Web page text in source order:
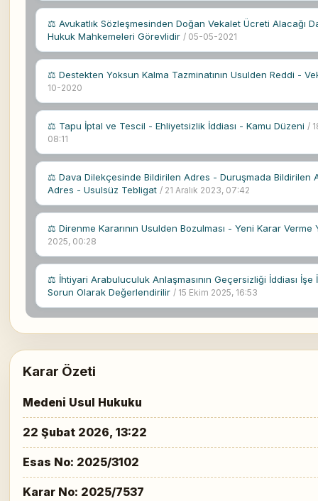
⚖ Avukatlık Sözleşmesinden Doğan Vekalet Ücreti Alacağı
Hukuk Mahkemeleri Görevlidir / 05-05-2021
⚖ Destekten Yoksun Kalma Tazminatının Usulden Reddi -
10-2020
⚖ Tapu İptal ve Tescil - Ehliyetsizlik İddiası - Kamu Düzeni /
08:11
⚖ Dava Dilekçesinde Bildirilen Adres - Duruşmada Bildirilen
Adres - Usulsüz Tebligat / 21 Aralık 2023, 07:42
⚖ Direnme Kararının Usulden Bozulması - Yeni Karar Verme
2025, 00:28
⚖ İhtiyari Arabuluculuk Anlaşmasının Geçersizliği İddiası İşe
Sorun Olarak Değerlendirilir / 15 Ekim 2025, 16:53
Karar Özeti
Medeni Usul Hukuku
22 Şubat 2026, 13:22
Esas No: 2025/3102
Karar No: 2025/7537